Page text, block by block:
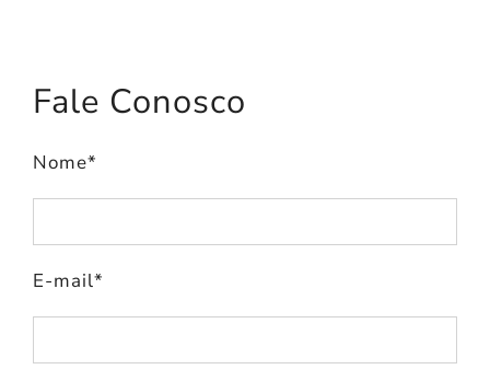
Fale Conosco
Nome*
E-mail*